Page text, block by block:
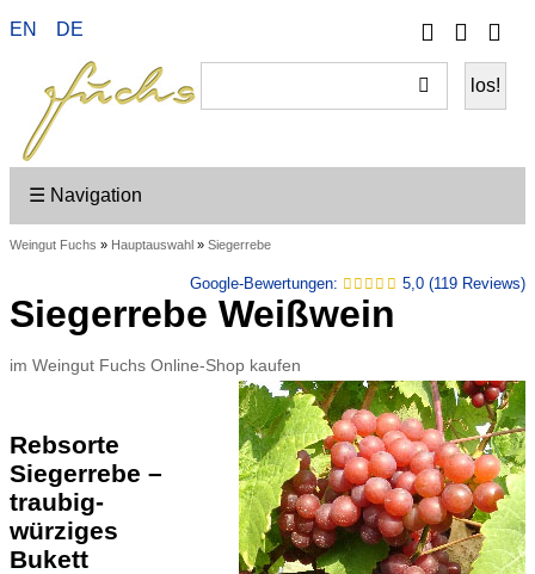
Telefon
Ihr
EN DE
☰ Navigation
Weingut Fuchs » Hauptauswahl » Siegerrebe
Google-Bewertungen: 5,0 (119 Reviews)
Siegerrebe Weißwein
im Weingut Fuchs Online-Shop kaufen
Rebsorte
Siegerrebe –
traubig-
würziges
Bukett